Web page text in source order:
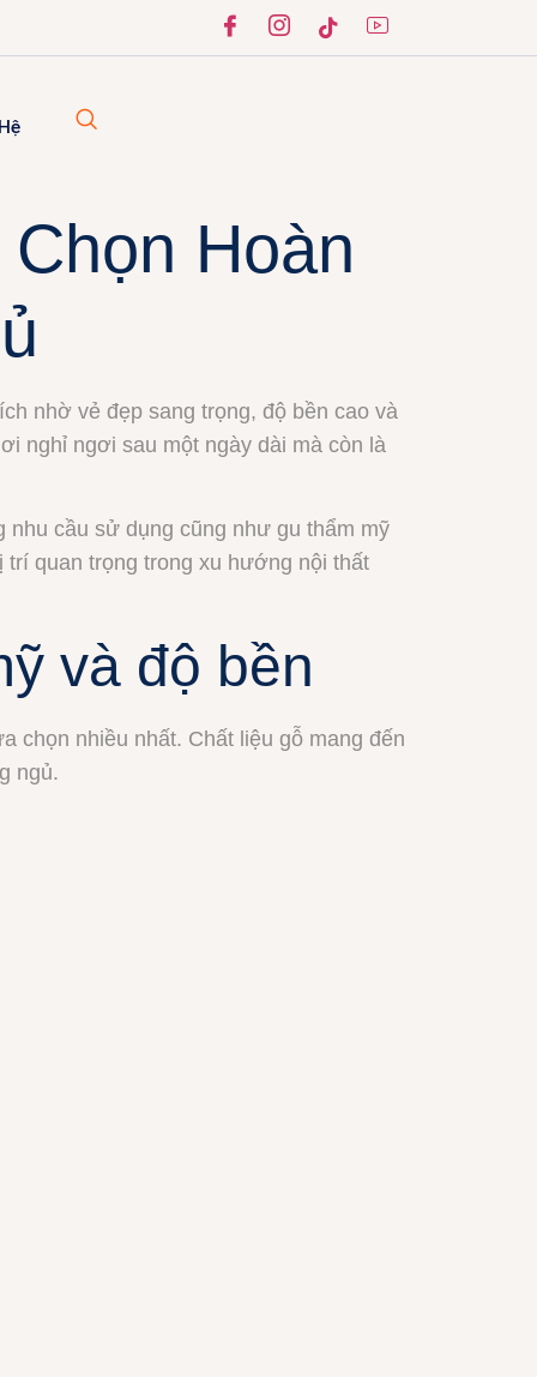
Hoàn
nhờ vẻ đẹp sang trọng, độ bền cao và
nghỉ ngơi sau một ngày dài mà còn là
cầu sử dụng cũng như gu thẩm mỹ
quan trọng trong xu hướng nội thất
và độ bền
chọn nhiều nhất. Chất liệu gỗ mang đến
ngủ.